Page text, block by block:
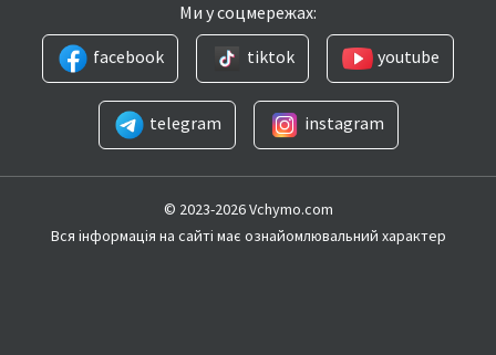
Ми у соцмережах:
facebook
tiktok youtube
telegram instagram
© 2023-2026 Vchymo.com
Вся інформація на сайті має ознайомлювальний характер